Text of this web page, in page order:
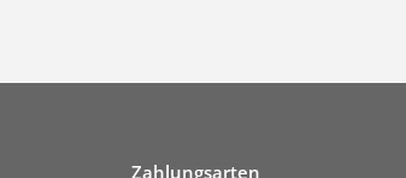
Zahlungsarten